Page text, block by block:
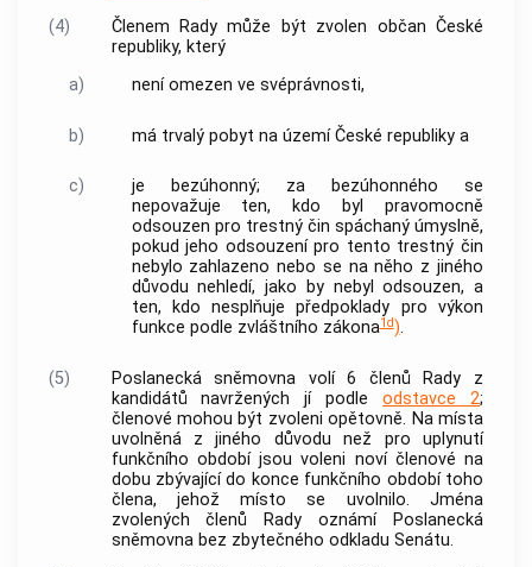
(4)
Členem Rady může být zvolen občan České
republiky, který
a)
není omezen ve svéprávnosti,
b) má trvalý pobyt na území České republiky a
c)
je bezúhonný; za bezúhonného se
nepovažuje ten, kdo byl pravomocně
odsouzen pro trestný čin spáchaný úmyslně,
pokud jeho odsouzení pro tento trestný čin
nebylo zahlazeno nebo se na něho z jiného
důvodu nehledí, jako by nebyl odsouzen, a
ten, kdo nesplňuje předpoklady pro výkon
funkce podle zvláštního zákona1d).
(5)
Poslanecká sněmovna volí 6 členů Rady z
kandidátů navržených jí podleodstavce 2;
členové mohou být zvoleni opětovně. Na místa
uvolněná z jiného důvodu než pro uplynutí
funkčního období jsou voleni noví členové na
dobu zbývající do konce funkčního období toho
člena, jehož místo se uvolnilo. Jména
zvolených členů Rady oznámí Poslanecká
sněmovna bez zbytečného odkladu Senátu.